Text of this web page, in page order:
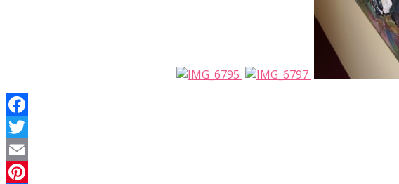
Facebook
Twitter
Email